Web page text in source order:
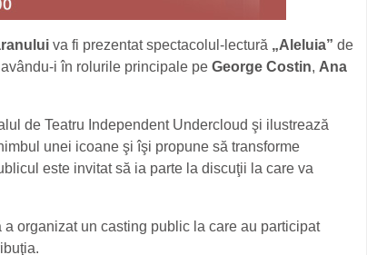
va fi prezentat spectacolul-lectură „Aleluia” de
i în rolurile principale pe George Costin, Ana
de Teatru Independent Undercloud şi ilustrează
unei icoane şi îşi propune să transforme
este invitat să ia parte la discuţii la care va
organizat un casting public la care au participat